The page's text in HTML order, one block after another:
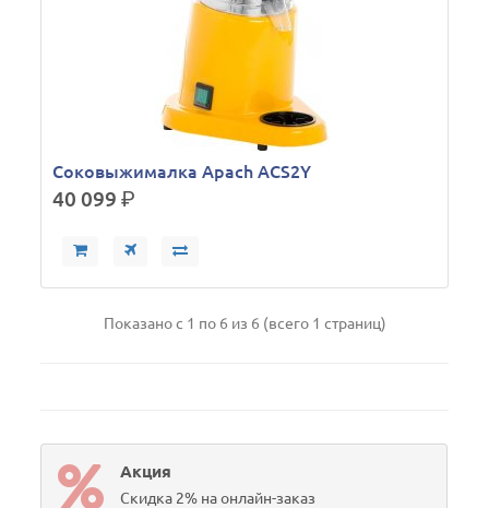
Соковыжималка Apach ACS2Y
40 099р.
Показано с 1 по 6 из 6 (всего 1 страниц)
Акция
Скидка 2% на онлайн-заказ